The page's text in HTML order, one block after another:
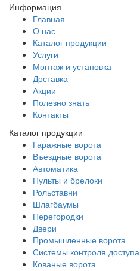
Информация
Главная
О нас
Каталог продукции
Услуги
Монтаж и установка
Доставка
Акции
Полезно знать
Контакты
Каталог продукции
Гаражные ворота
Въездные ворота
Автоматика
Пульты и брелоки
Рольставни
Шлагбаумы
Перегородки
Двери
Промышленные ворота
Системы контроля доступа
Кованые ворота